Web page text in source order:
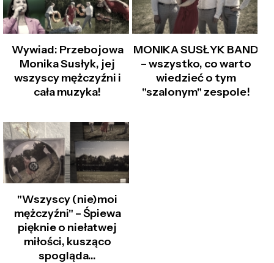
Wywiad: Przebojowa
Monika Susłyk, jej
wszyscy mężczyźni i
cała muzyka!
MONIKA SUSŁYK BAND
– wszystko, co warto
wiedzieć o tym
"szalonym" zespole!
"Wszyscy (nie)moi
mężczyźni" – Śpiewa
pięknie o niełatwej
miłości, kusząco
spogląda...